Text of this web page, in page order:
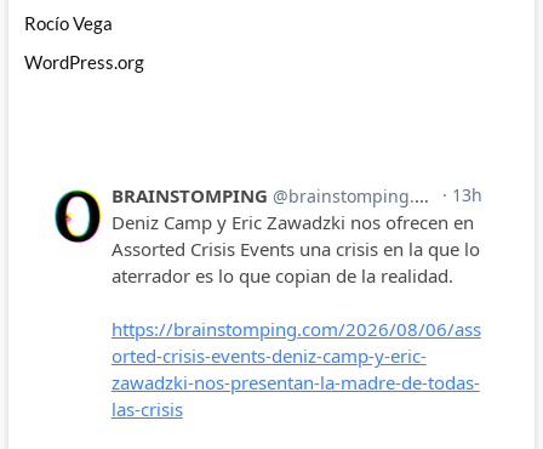
Rocío Vega
WordPress.org